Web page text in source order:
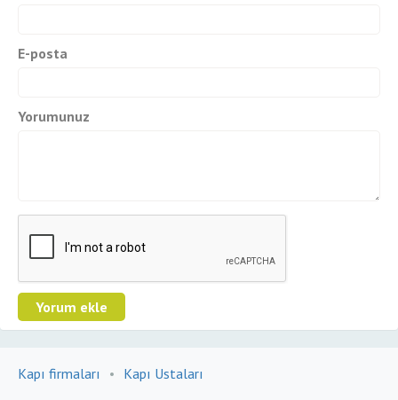
E-posta
Yorumunuz
Kapı firmaları • Kapı Ustaları